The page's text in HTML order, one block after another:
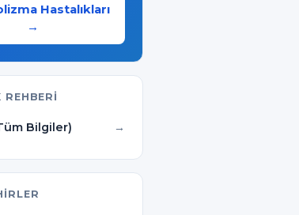
Hastalıkları
→
Bilgiler)